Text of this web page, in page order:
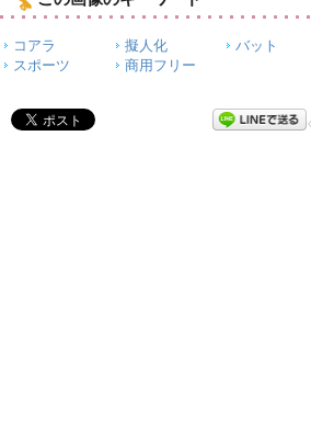
コアラ 擬人化 バット
スポーツ
商用フリー